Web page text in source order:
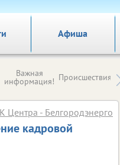
Афиша
Важная
информация! Происшествия
кадровой
Центра - Белгородэнерго